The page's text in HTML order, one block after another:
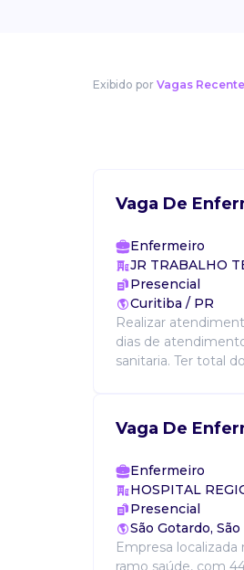
Exibido por Vagas
Vaga De
Enfermeiro
JR TRABALHO
Presencial
Curitiba / PR
Realizar
dias de
sanitaria. Ter total
Vaga De
Enfermeiro
HOSPITAL
Presencial
São Gotardo,
Empresa
ramo saúde, com